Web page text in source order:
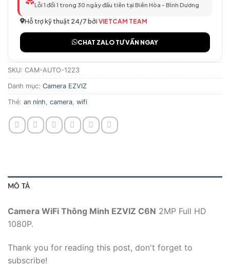
Lỗi 1 đổi 1 trong 30 ngày đầu tiên tại Biên Hòa - Bình Dương
Hỗ trợ kỹ thuật 24/7 bởi VIETCAM TEAM
CHAT ZALO TƯ VẤN NGAY
SKU: CAM-AUTO-1223
Danh mục: Camera EZVIZ
Thẻ: an ninh camera wifi
MÔ TẢ
Camera WiFi Thông Minh EZVIZ C6N 2MP Full HD
1080P.
Thank you for reading this post, don't forget to
subscribe!